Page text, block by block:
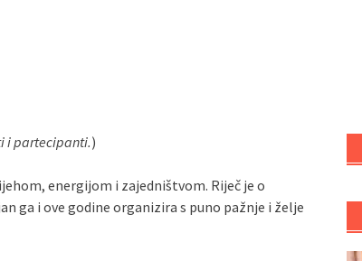
i partecipanti.)
energijom i zajedništvom. Riječ je o
ga i ove godine organizira s puno pažnje i želje